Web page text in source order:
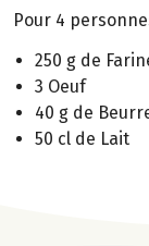
Pour 4
250 g de
3 Oeuf
40 g de
50 cl de Lait